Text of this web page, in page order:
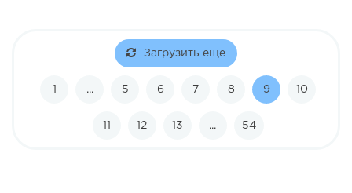
Загрузить еще
1 ... 5 6 7 8 9 10
11 12 13 ... 54